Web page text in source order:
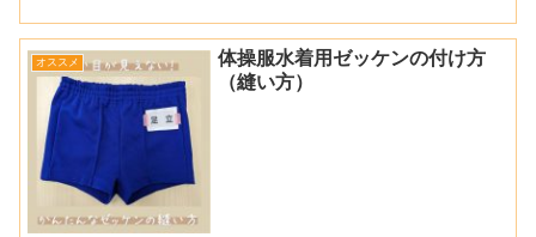
オススメ
体操服水着用ゼッケンの付け方
（縫い方）